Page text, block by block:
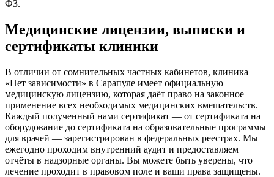
ФЗ.
Медицинские лицензии, выписки и
сертификаты клиники
В отличии от сомнительных частных кабинетов, клиника
«Нет зависимости» в Сарапуле имеет официальную
медицинскую лицензию, которая даёт право на законное
применение всех необходимых медицинских вмешательств.
Каждый полученный нами сертификат — от сертификата на
оборудование до сертификата на образовательные программы
для врачей — зарегистрирован в федеральных реестрах. Мы
ежегодно проходим внутренний аудит и предоставляем
отчёты в надзорные органы. Вы можете быть уверены, что
лечение проходит в правовом поле и ваши права защищены.